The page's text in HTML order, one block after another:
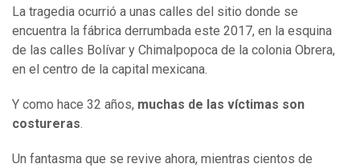
La tragedia ocurrió a unas calles del sitio donde se
encuentra la fábrica derrumbada este 2017, en la esquina
de las calles Bolívar y Chimalpopoca de la colonia Obrera,
en el centro de la capital mexicana.
Y como hace 32 años, muchas de las víctimas son
costureras.
Un fantasma que se revive ahora, mientras cientos de